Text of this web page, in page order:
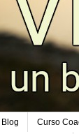
Blog Curso